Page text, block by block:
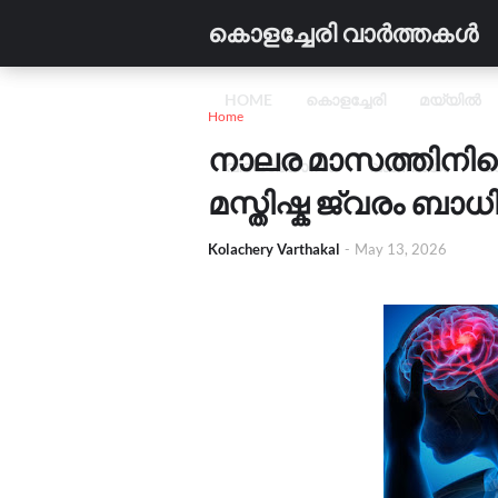
കൊളച്ചേരി വാർത്തകൾ
HOME കൊളച്ചേരി മയ്യിൽ
വിദ്യാഭ്യാസം വാണിജ്യം
Home
നാലര
മസ്തിഷ്ക ജ്വരം
Kolachery Varthakal - May 13, 2026